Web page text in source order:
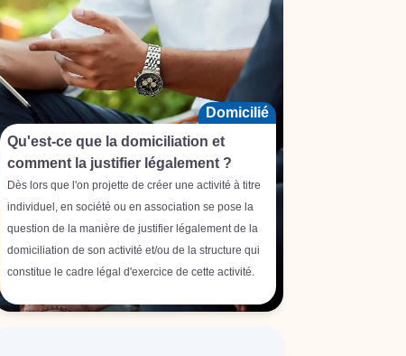
Domicilié
Qu'est-ce que la domiciliation et
comment la justifier légalement ?
Dès lors que l'on projette de créer une activité à titre
individuel, en société ou en association se pose la
question de la manière de justifier légalement de la
domiciliation de son activité et/ou de la structure qui
constitue le cadre légal d'exercice de cette activité.